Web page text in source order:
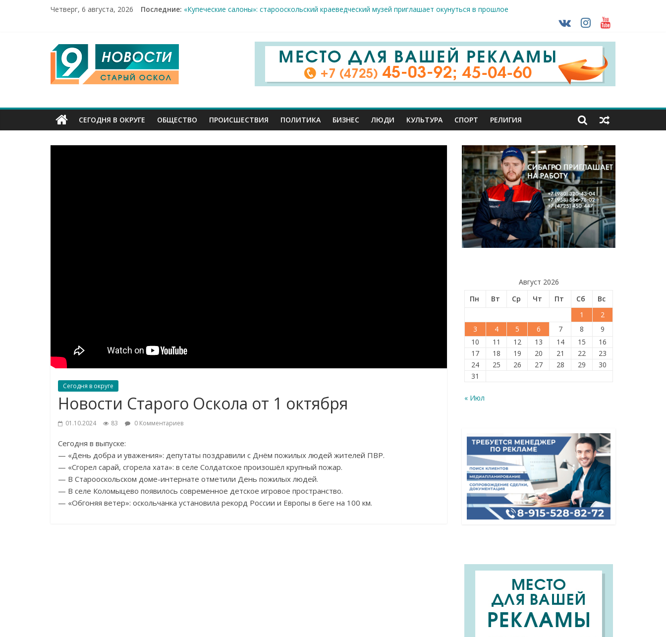
Четверг, 6 августа, 2026 Последние: «Купеческие салоны»: старооскольский краеведческий музей приглашает окунуться в прошлое
100%-я раскрываемость особо тяжких преступлений: в Старооскольском отделе СК подвели итоги первого полугодия
Новое сердце: старооскольский тренер Георгий Золотых нуждается в срочной трансплантации
Рейд по местам несанкционированной торговли: что и где можно продавать без штрафа?
9
Канал
Старый
Оскол
СЕГОДНЯ В ОКРУГЕ ОБЩЕСТВО ПРОИСШЕСТВИЯ ПОЛИТИКА БИЗНЕС ЛЮДИ КУЛЬТУРА СПОРТ РЕЛИГИЯ
Сегодня в округе
Новости Старого Оскола от 1 октября
01.10.2024 83 0 Комментариев
Сегодня в выпуске:
— «День добра и уважения»: депутаты поздравили с Днём пожилых людей жителей ПВР.
— «Сгорел сарай, сгорела хата»: в селе Солдатское произошёл крупный пожар.
— В Старооскольском доме-интернате отметили День пожилых людей.
— В селе Коломыцево появилось современное детское игровое пространство.
— «Обгоняя ветер»: оскольчанка установила рекорд России и Европы в беге на 100 км.
Август 2026
Пн
Вт Ср Чт Пт Сб
Вс
1
2
3
4 5 6 7 8
9
10
11 12 13 14 15
16
17
18 19 20 21 22
23
24
25 26 27 28 29
30
31
« Июл